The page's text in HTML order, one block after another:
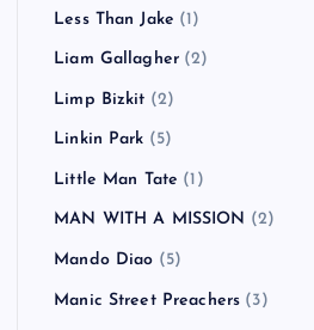
Less Than Jake (1)
Liam Gallagher (2)
Limp Bizkit (2)
Linkin Park (5)
Little Man Tate (1)
MAN WITH A MISSION (2)
Mando Diao (5)
Manic Street Preachers (3)